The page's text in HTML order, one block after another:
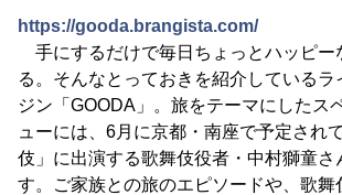
https://gooda.brangista.com/
手にするだけで毎日ちょっとハッピー
る。そんなとっておきを紹介している
ジン「GOODA」。旅をテーマにしたス
ューには、6月に京都・南座で予定され
伎」に出演する歌舞伎役者・中村獅童さ
す。ご家族との旅のエピソードや、歌舞